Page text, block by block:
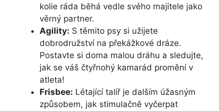
kolie ráda běhá vedle svého majitele jako
věrný partner.
Agility: S těmito psy si užijete
dobrodružství na překážkové dráze.
Postavte si doma malou dráhu a sledujte,
jak se váš čtyřnohý kamarád promění v
atleta!
Frisbee: Létající talíř je dalším úžasným
způsobem, jak stimulačně vyčerpat